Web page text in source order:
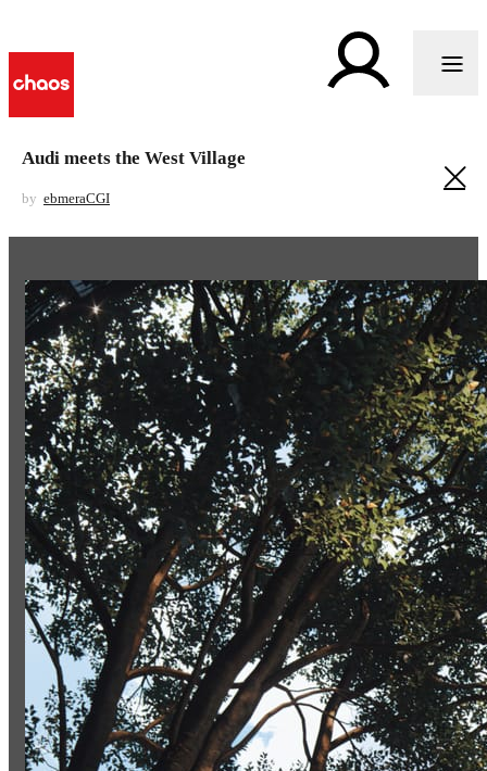
Audi meets the West Village
by ebmeraCGI